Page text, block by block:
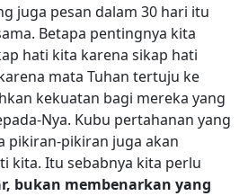
juga pesan dalam 30 hari itu
Betapa pentingnya kita
hati kita karena sikap hati
mata Tuhan tertuju ke
kekuatan bagi mereka yang
Nya. Kubu pertahanan yang
pikiran-pikiran juga akan
kita. Itu sebabnya kita perlu
bukan membenarkan yang